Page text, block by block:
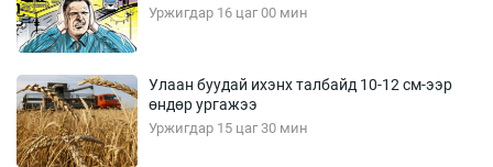
Уржигдар 16 цаг 00 мин
Улаан буудай ихэнх талбайд 10-12 см-ээр
өндөр ургажээ
Уржигдар 15 цаг 30 мин